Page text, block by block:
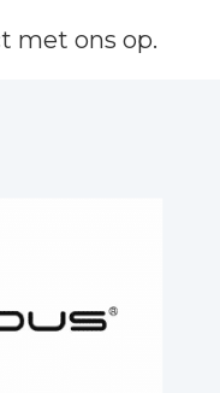
met ons op.